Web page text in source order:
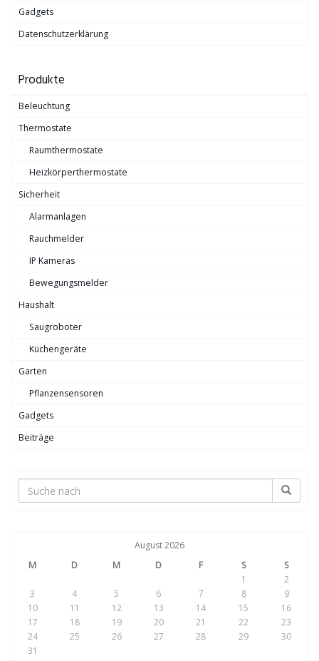
Gadgets
Datenschutzerklärung
Produkte
Beleuchtung
Thermostate
Raumthermostate
Heizkörperthermostate
Sicherheit
Alarmanlagen
Rauchmelder
IP Kameras
Bewegungsmelder
Haushalt
Saugroboter
Küchengeräte
Garten
Pflanzensensoren
Gadgets
Beiträge
August 2026
M
D M D F S
S
1
2
3
4 5 6 7 8
9
10
11 12 13 14 15
16
17
18 19 20 21 22
23
24
25 26 27 28 29
30
31